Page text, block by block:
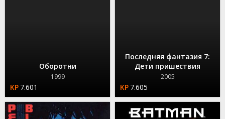
Оборотни
1999
7.601
Последняя фантазия 7:
Дети пришествия
2005
7.605